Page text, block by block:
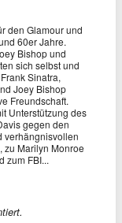
den Glamour und
60er Jahre.
Bishop und
sich selbst und
Sinatra,
Joey Bishop
Freundschaft.
Unterstützung des
gegen den
verhängnisvollen
zu Marilyn Monroe
zum FBI...